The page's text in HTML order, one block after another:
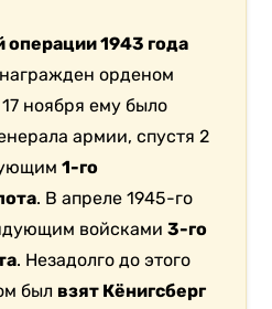
операции 1943 года
орденом
ноября ему было
армии, спустя 2
1-го
. В апреле 1945-го
войсками3-го
. Незадолго до этого
был взят Кёнигсберг